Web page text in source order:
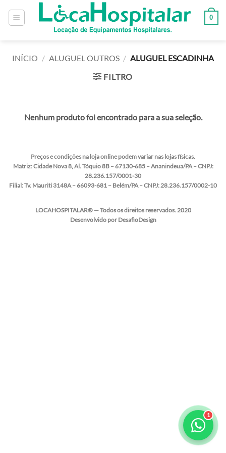
0
INÍCIO / ALUGUEL OUTROS / ALUGUEL ESCADINHA
FILTRO
Nenhum produto foi encontrado para a sua seleção.
Preços e condições na loja online podem variar nas lojas físicas.
Matriz:Cidade Nova 8, Al. Tóquio 8B – 67130-685 – Ananindeua/PA – CNPJ:
28.236.157/0001-30
Filial:Tv. Mauriti 3148A – 66093-681 – Belém/PA – CNPJ: 28.236.157/0002-10
LOCAHOSPITALAR® — Todos os direitos reservados. 2020
Desenvolvido por DesafioDesign